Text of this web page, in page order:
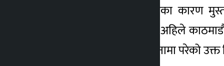
काठमाडौं । प्रतिकूल मौसमका कारण
भएकामध्ये दश जनाको सव अहिले
अनुसार २२ जना सवार दुर्घटनामा परेको